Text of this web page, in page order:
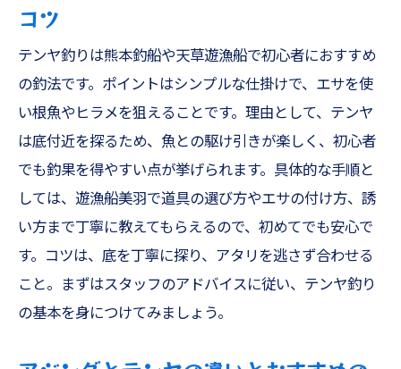
コツ
テンヤ釣りは熊本釣船や天草遊漁船で初心者におすすめ
の釣法です。ポイントはシンプルな仕掛けで、エサを使
い根魚やヒラメを狙えることです。理由として、テンヤ
は底付近を探るため、魚との駆け引きが楽しく、初心者
でも釣果を得やすい点が挙げられます。具体的な手順と
しては、遊漁船美羽で道具の選び方やエサの付け方、誘
い方まで丁寧に教えてもらえるので、初めてでも安心で
す。コツは、底を丁寧に探り、アタリを逃さず合わせる
こと。まずはスタッフのアドバイスに従い、テンヤ釣り
の基本を身につけてみましょう。